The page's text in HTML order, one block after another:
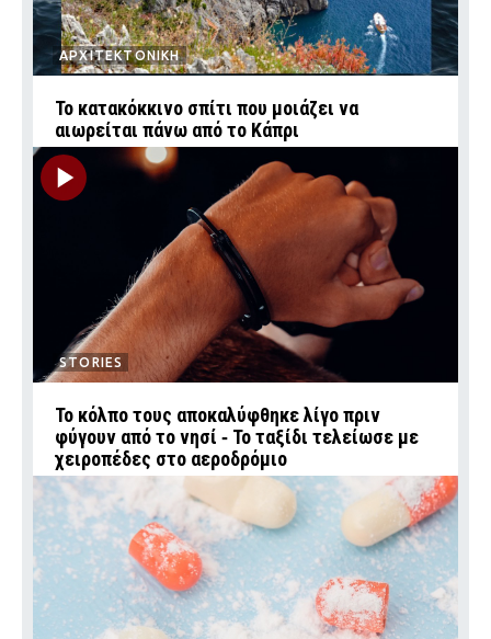
ΑΡΧΙΤΕΚΤΟΝΙΚΗ
Το κατακόκκινο σπίτι που μοιάζει να
αιωρείται πάνω από το Κάπρι
STORIES
Το κόλπο τους αποκαλύφθηκε λίγο πριν
φύγουν από το νησί ‑ Το ταξίδι τελείωσε με
χειροπέδες στο αεροδρόμιο